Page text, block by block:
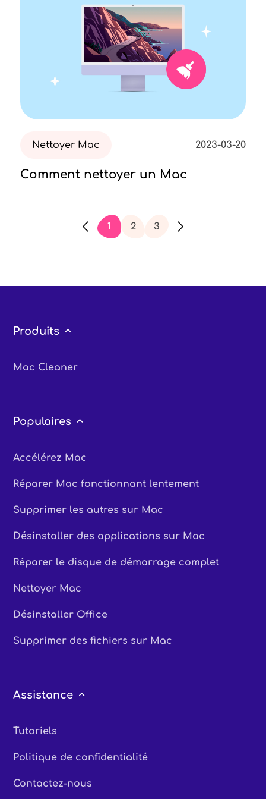
Nettoyer Mac 2023-03-20
Comment nettoyer un Mac
1 2 3
Produits
Mac Cleaner
Populaires
Accélérez Mac
Réparer Mac fonctionnant lentement
Supprimer les autres sur Mac
Désinstaller des applications sur Mac
Réparer le disque de démarrage complet
Nettoyer Mac
Désinstaller Office
Supprimer des fichiers sur Mac
Assistance
Tutoriels
Politique de confidentialité
Contactez-nous